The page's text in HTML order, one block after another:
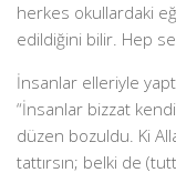
herkes okullardaki
edildiğini bilir. Hep
İnsanlar elleriyle
“İnsanlar bizzat
düzen bozuldu. Ki
tattırsın; belki de